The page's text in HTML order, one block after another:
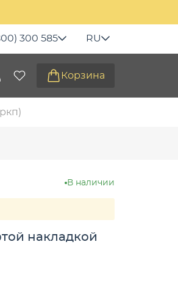
300 585 RU
Корзина
В наличии
накладкой